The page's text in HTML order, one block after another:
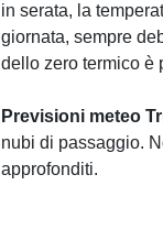
in serata, la
giornata, sempre
dello zero termico è
Previsioni meteo
nubi di passaggio.
approfonditi.